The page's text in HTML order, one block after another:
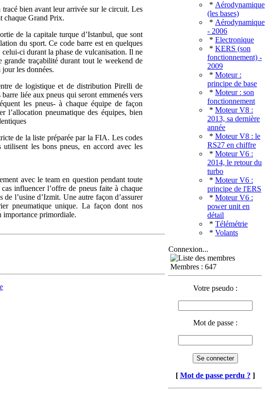
bien avant leur arrivée sur le circuit. Les
chaque Grand Prix.
de la capitale turque d’Istanbul, que sont
du sport. Ce code barre est en quelques
ci durant la phase de vulcanisation. Il ne
traçabilité durant tout le weekend de
les données.
de logistique et de distribution Pirelli de
liée aux pneus qui seront emmenés vers
les pneus- à chaque équipe de façon
l’allocation pneumatique des équipes, bien
de la liste préparée par la FIA. Les codes
les bons pneus, en accord avec les
avec le team en question pendant toute
influencer l’offre de pneus faite à chaque
l’usine d’Izmit. Une autre façon d’assurer
pneumatique unique. La façon dont nos
importance primordiale.
* Aérodynamique
(les bases)
* Aérodynamique
- 2006
* Electronique
* KERS (son
fonctionnement) -
2009
* Moteur :
principe de base
* Moteur : son
fonctionnement
* Moteur V8 :
2013, sa dernière
année
* Moteur V8 : le
RS27 en chiffre
* Moteur V6 :
2014, le retour du
turbo
* Moteur V6 :
principe de l'ERS
* Moteur V6 :
power unit en
détail
* Télémétrie
* Volants
Connexion...
Membres : 647
Votre pseudo :
Mot de passe :
[ Mot de passe perdu ? ]